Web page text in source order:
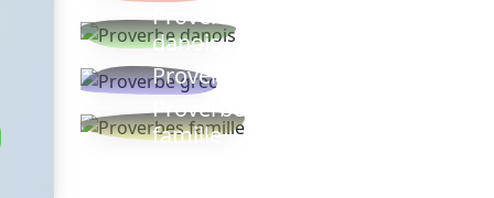
Proverbe
danois
Proverbe grec
Proverbes
famille